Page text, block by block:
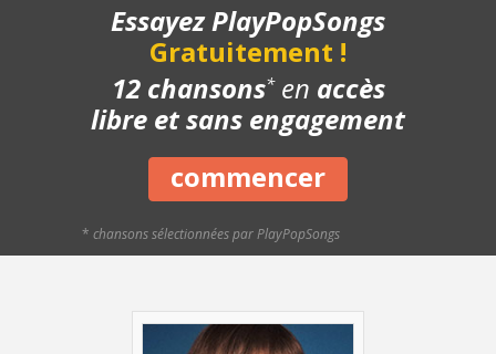
Essayez PlayPopSongs
Gratuitement !
12 chansons*en accès
libre et sans engagement
commencer
* chansons sélectionnées par PlayPopSongs